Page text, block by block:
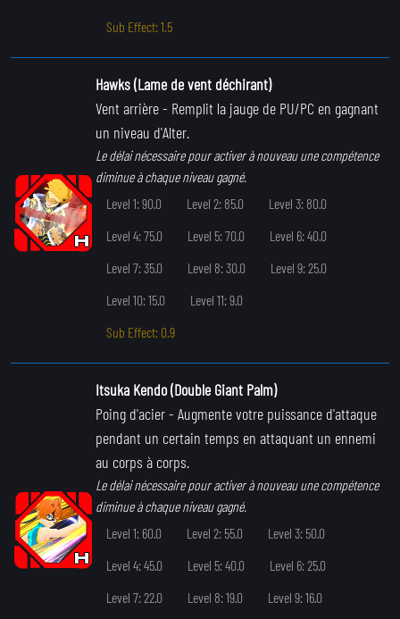
Sub Effect: 1.5
Hawks (Lame de vent déchirant)
Vent arrière- Remplit la jauge de PU/PC en gagnant
un niveau d'Alter.
Le délai nécessaire pour activer à nouveau une compétence
diminue à chaque niveau gagné.
Level 1: 90.0
Level 2: 85.0
Level 3: 80.0
Level 4: 75.0
Level 5: 70.0
Level 6: 40.0
Level 7: 35.0
Level 8: 30.0
Level 9: 25.0
Level 10: 15.0
Level 11: 9.0
Sub Effect: 0.9
Itsuka Kendo (Double Giant Palm)
Poing d'acier- Augmente votre puissance d'attaque
pendant un certain temps en attaquant un ennemi
au corps à corps.
Le délai nécessaire pour activer à nouveau une compétence
diminue à chaque niveau gagné.
Level 1: 60.0
Level 2: 55.0
Level 3: 50.0
Level 4: 45.0
Level 5: 40.0
Level 6: 25.0
Level 7: 22.0
Level 8: 19.0
Level 9: 16.0